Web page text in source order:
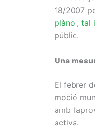
18/2007
plànol, tal
públic.
Una
El febrer
moció
amb
activa.